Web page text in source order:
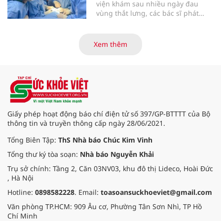
viện khám sau nhiều ngày đau
vùng thắt lưng, các bác sĩ phát
biểu mô tế bào thận. Với khối u còn
ở giai đoạn sớm, người bệnh được
Xem thêm
Giấy phép hoạt động báo chí điện tử số 397/GP-BTTTT của Bộ
thông tin và truyền thông cấp ngày 28/06/2021.
Tổng Biên Tập: ThS Nhà báo Chúc Kim Vinh
Tổng thư ký tòa soạn: Nhà báo Nguyễn Khải
Trụ sở chính: Tầng 2, Căn 03NV03, khu đô thị Lideco, Hoài Đức
, Hà Nội
Hotline: 0898582228. Email: toasoansuckhoeviet@gmail.com
Văn phòng TP.HCM: 909 Âu cơ, Phường Tân Sơn Nhì, TP Hồ
Chí Minh